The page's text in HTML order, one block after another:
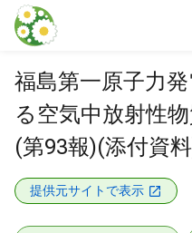
本文に飛ぶ
福島第一原子力
る空気中放射性
(第93報)(添付資
提供元サイトで表示